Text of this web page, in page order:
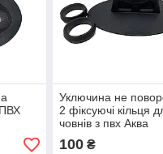
Уключина не
2 фіксуючі кільця
човнів з пвх Аква
100₴